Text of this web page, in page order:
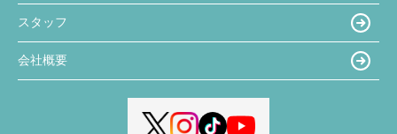
スタッフ
会社概要